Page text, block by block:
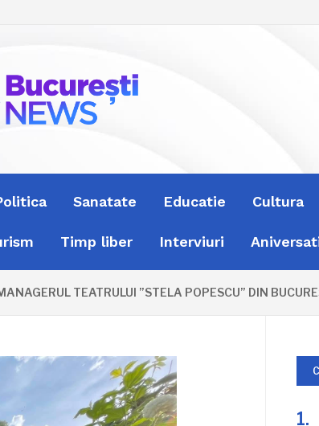
Sanatate Educatie Cultura
Timp liber Interviuri
TEATRULUI ”STELA POPESCU” DIN BUCUREȘTI